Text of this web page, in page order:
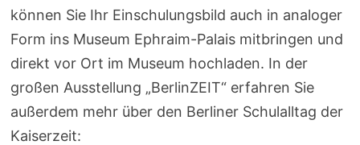
können Sie Ihr Einschulungsbild auch in analoger
Form ins Museum Ephraim-Palais mitbringen und
direkt vor Ort im Museum hochladen. In der
großen Ausstellung „BerlinZEIT“ erfahren Sie
außerdem mehr über den Berliner Schulalltag der
Kaiserzeit: